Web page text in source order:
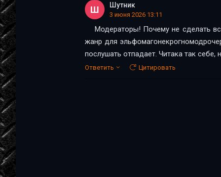
Ш Шутник
3 июня 2026 13:11
Модераторы! Почему не сделать
жанр для
послушать отпадает. Читака так
Ответить Цитировать